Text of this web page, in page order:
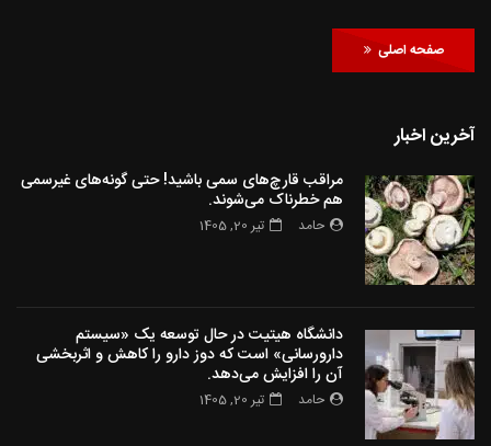
صفحه اصلی
آخرین اخبار
مراقب قارچ‌های سمی باشید! حتی گونه‌های غیرسمی
هم خطرناک می‌شوند.
حامد تیر 20, 1405
دانشگاه هیتیت در حال توسعه یک «سیستم
دارورسانی» است که دوز دارو را کاهش و اثربخشی
آن را افزایش می‌دهد.
حامد تیر 20, 1405